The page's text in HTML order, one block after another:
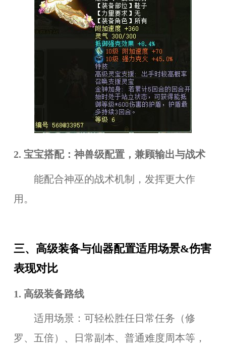
2. 宝宝搭配：神兽级配置，兼顾输出与战术
能配合神巫的战术机制，发挥更大作
用。
三、高级装备与仙器配置适用场景&伤害
表现对比
1. 高级装备路线
适用场景：可轻松胜任日常任务（修
罗、五倍）、日常副本、普通难度周本等，